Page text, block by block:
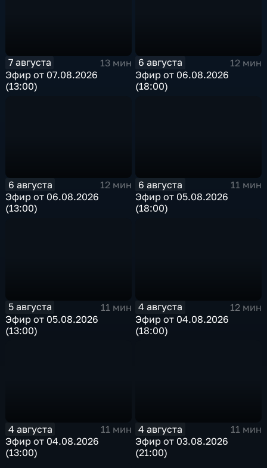
7 августа
13 мин
Эфир от 07.08.2026
(13:00)
6 августа
12 мин
Эфир от 06.08.2026
(18:00)
6 августа
12 мин
Эфир от 06.08.2026
(13:00)
6 августа
11 мин
Эфир от 05.08.2026
(18:00)
5 августа
11 мин
Эфир от 05.08.2026
(13:00)
4 августа
12 мин
Эфир от 04.08.2026
(18:00)
4 августа
11 мин
Эфир от 04.08.2026
(13:00)
4 августа
11 мин
Эфир от 03.08.2026
(21:00)